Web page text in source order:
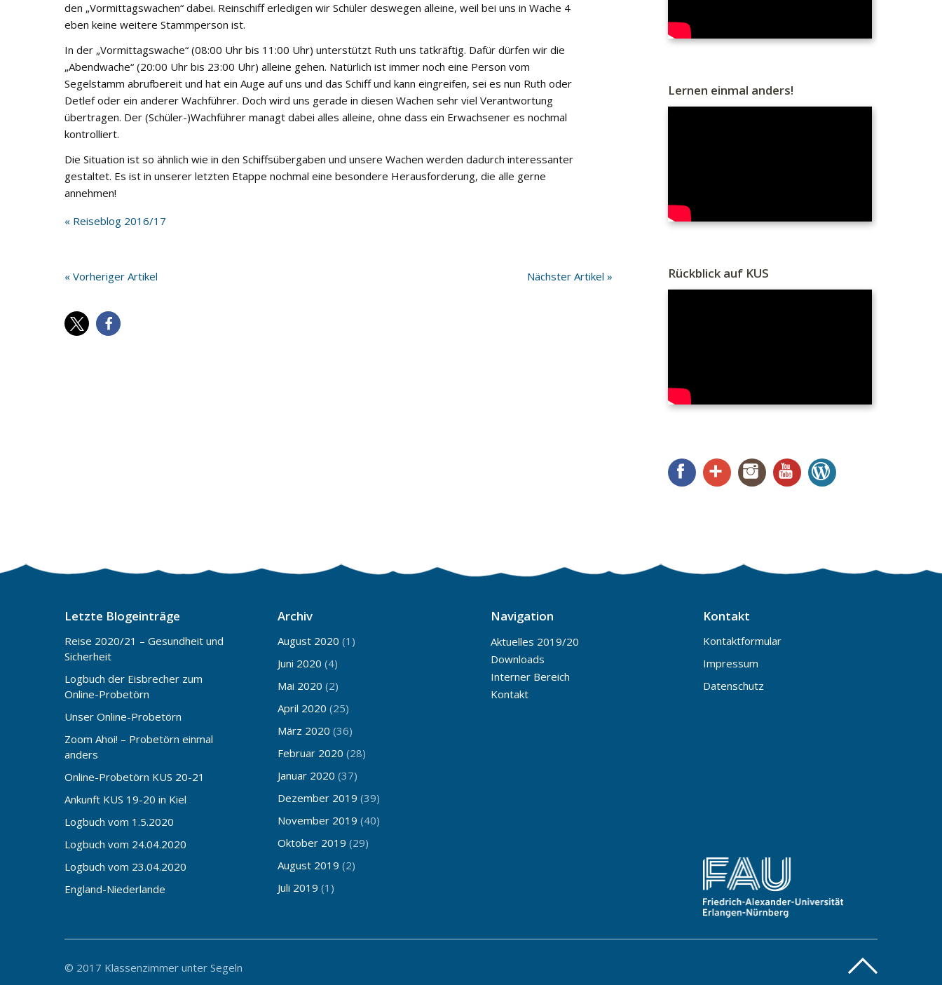
den „Vormittagswachen“ dabei. Reinschiff erledigen wir Schüler deswegen alleine, weil bei uns in Wache 4
eben keine weitere Stammperson ist.
In der „Vormittagswache“ (08:00 Uhr bis 11:00 Uhr) unterstützt Ruth uns tatkräftig. Dafür dürfen wir die
„Abendwache“ (20:00 Uhr bis 23:00 Uhr) alleine gehen. Natürlich ist immer noch eine Person vom
Segelstamm abrufbereit und hat ein Auge auf uns und das Schiff und kann eingreifen, sei es nun Ruth oder
Detlef oder ein anderer Wachführer. Doch wird uns gerade in diesen Wachen sehr viel Verantwortung
übertragen. Der (Schüler-)Wachführer managt dabei alles alleine, ohne dass ein Erwachsener es nochmal
kontrolliert.
Die Situation ist so ähnlich wie in den Schiffsübergaben und unsere Wachen werden dadurch interessanter
gestaltet. Es ist in unserer letzten Etappe nochmal eine besondere Herausforderung, die alle gerne
annehmen!
« Reiseblog 2016/17
Nächster Artikel »
« Vorheriger Artikel
Lernen einmal anders!
Rückblick auf KUS
FacebookGoogle+ InstagramYouTube
Letzte Blogeinträge
Reise 2020/21 – Gesundheit und
Sicherheit
Logbuch der Eisbrecher zum
Online-Probetörn
Unser Online-Probetörn
Zoom Ahoi! – Probetörn einmal
anders
Online-Probetörn KUS 20-21
Ankunft KUS 19-20 in Kiel
Logbuch vom 1.5.2020
Logbuch vom 24.04.2020
Logbuch vom 23.04.2020
England-Niederlande
Archiv
August 2020 (1)
Juni 2020 (4)
Mai 2020 (2)
April 2020 (25)
März 2020 (36)
Februar 2020 (28)
Januar 2020 (37)
Dezember 2019 (39)
November 2019 (40)
Oktober 2019 (29)
August 2019 (2)
Juli 2019 (1)
Navigation
Aktuelles 2019/20
Downloads
Interner Bereich
Kontakt
Kontakt
Kontaktformular
Impressum
Datenschutz
© 2017 Klassenzimmer unter Segeln